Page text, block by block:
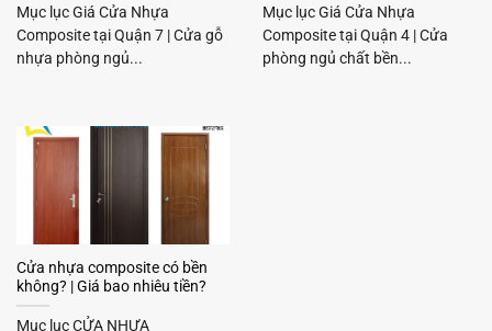
Mục lục Giá Cửa Nhựa
Composite tại Quận 7 | Cửa gỗ
nhựa phòng ngủ...
Mục lục Giá Cửa Nhựa
Composite tại Quận 4 | Cửa
phòng ngủ chất bền...
Cửa nhựa composite có bền
không? | Giá bao nhiêu tiền?
Mục lục CỬA NHỰA